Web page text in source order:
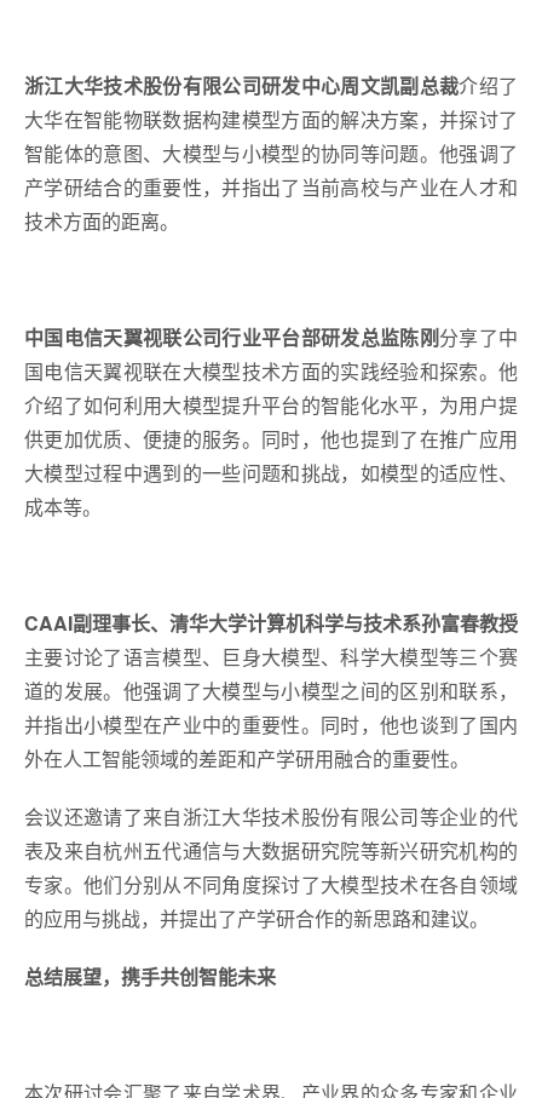
浙江大华技术股份有限公司研发中心周文凯副总裁介绍了
大华在智能物联数据构建模型方面的解决方案，并探讨了
智能体的意图、大模型与小模型的协同等问题。他强调了
产学研结合的重要性，并指出了当前高校与产业在人才和
技术方面的距离。
中国电信天翼视联公司行业平台部研发总监陈刚分享了中
国电信天翼视联在大模型技术方面的实践经验和探索。他
介绍了如何利用大模型提升平台的智能化水平，为用户提
供更加优质、便捷的服务。同时，他也提到了在推广应用
大模型过程中遇到的一些问题和挑战，如模型的适应性、
成本等。
CAAI副理事长、清华大学计算机科学与技术系孙富春教授
主要讨论了语言模型、巨身大模型、科学大模型等三个赛
道的发展。他强调了大模型与小模型之间的区别和联系，
并指出小模型在产业中的重要性。同时，他也谈到了国内
外在人工智能领域的差距和产学研用融合的重要性。
会议还邀请了来自浙江大华技术股份有限公司等企业的代
表及来自杭州五代通信与大数据研究院等新兴研究机构的
专家。他们分别从不同角度探讨了大模型技术在各自领域
的应用与挑战，并提出了产学研合作的新思路和建议。
总结展望，携手共创智能未来